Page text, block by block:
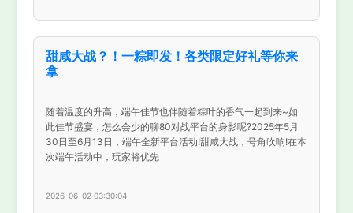
甜咸大战？！一粽即发！各类限定好礼等你来
拿
随着温度的升高，端午佳节也伴随着粽叶的香气一起到来~如
此佳节盛宴，怎么会少的聊80对战平台的身影呢?2025年5月
30日至6月13日，端午全新平台活动!甜咸大战，号角吹响!在本
次端午活动中，玩家将优先
2026-06-02 03:30:04